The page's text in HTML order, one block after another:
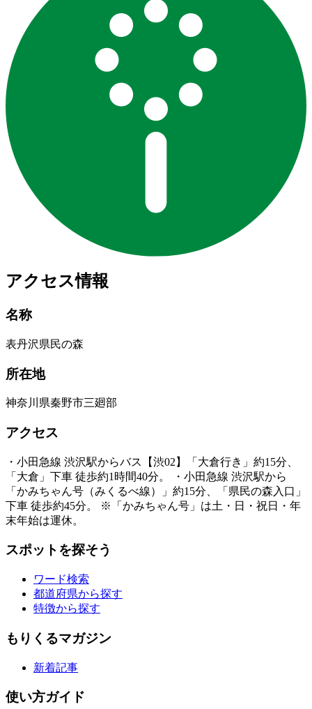
アクセス情報
名称
表丹沢県民の森
所在地
神奈川県秦野市三廻部
アクセス
・小田急線 渋沢駅からバス【渋02】「大倉行き」約15分、
「大倉」下車 徒歩約1時間40分。 ・小田急線 渋沢駅から
「かみちゃん号（みくるべ線）」約15分、「県民の森入口」
下車 徒歩約45分。 ※「かみちゃん号」は土・日・祝日・年
末年始は運休。
スポットを探そう
ワード検索
都道府県から探す
特徴から探す
もりくるマガジン
新着記事
使い方ガイド